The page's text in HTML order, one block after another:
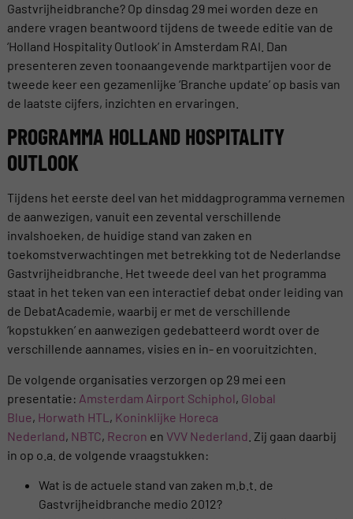
Gastvrijheidbranche? Op dinsdag 29 mei worden deze en
andere vragen beantwoord tijdens de tweede editie van de
‘Holland Hospitality Outlook’ in Amsterdam RAI. Dan
presenteren zeven toonaangevende marktpartijen voor de
tweede keer een gezamenlijke ‘Branche update’ op basis van
de laatste cijfers, inzichten en ervaringen.
PROGRAMMA HOLLAND HOSPITALITY
OUTLOOK
Tijdens het eerste deel van het middagprogramma vernemen
de aanwezigen, vanuit een zevental verschillende
invalshoeken, de huidige stand van zaken en
toekomstverwachtingen met betrekking tot de Nederlandse
Gastvrijheidbranche. Het tweede deel van het programma
staat in het teken van een interactief debat onder leiding van
de DebatAcademie, waarbij er met de verschillende
‘kopstukken’ en aanwezigen gedebatteerd wordt over de
verschillende aannames, visies en in- en vooruitzichten.
De volgende organisaties verzorgen op 29 mei een
presentatie: Amsterdam Airport Schiphol, Global
Blue, Horwath HTL , Koninklijke Horeca
Nederland, NBTC, Recron en VVV Nederland . Zij gaan daarbij
in op o.a. de volgende vraagstukken:
Wat is de actuele stand van zaken m.b.t. de
Gastvrijheidbranche medio 2012?